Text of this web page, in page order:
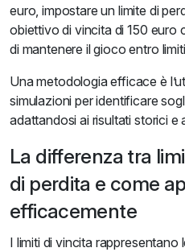
euro, impostare un limite di
obiettivo di vincita di 150 euro
di mantenere il gioco entro
Una metodologia efficace è
simulazioni per identificare
adattandosi ai risultati storici e
La differenza tra
di perdita e come
efficacemente
I limiti di vincita rappresentano